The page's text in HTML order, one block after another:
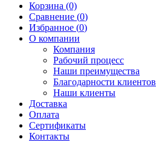
Корзина (0)
Сравнение (0)
Избранное (0)
О компании
Компания
Рабочий процесс
Наши преимущества
Благодарности клиентов
Наши клиенты
Доставка
Оплата
Сертификаты
Контакты